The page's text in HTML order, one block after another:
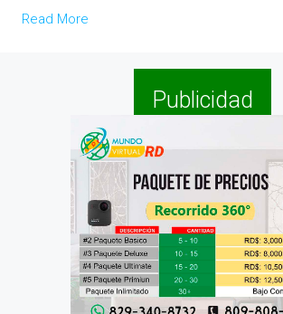
Read More
Publicidad